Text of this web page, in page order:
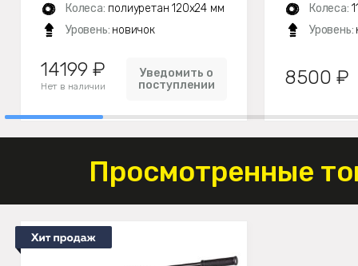
Колеса: полиуретан 120x24 мм
Уровень: новичок
14199 ₽
Нет в наличии
Уведомить о
поступлении
Колеса:
Уровень:
8500 ₽
Просмотренные